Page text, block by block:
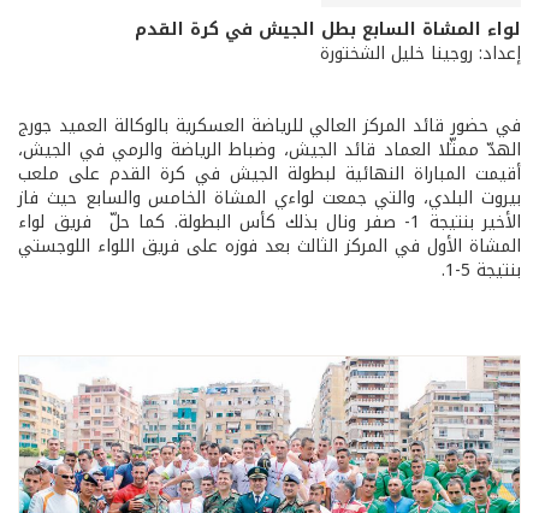
لواء المشاة السابع بطل الجيش في كرة القدم
إعداد: روجينا خليل الشختورة
في حضور قائد المركز العالي للرياضة العسكرية بالوكالة العميد جورج
الهدّ ممثّلا العماد قائد الجيش، وضباط الرياضة والرمي في الجيش،
أقيمت المباراة النهائية لبطولة الجيش في كرة القدم على ملعب
بيروت البلدي، والتي جمعت لواءي المشاة الخامس والسابع حيث فاز
الأخير بنتيجة 1- صفر ونال بذلك كأس البطولة. كما حلّ فريق لواء
المشاة الأول في المركز الثالث بعد فوزه على فريق اللواء اللوجستي
بنتيجة 5-1.